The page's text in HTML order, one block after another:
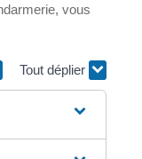
vous
Tout déplier